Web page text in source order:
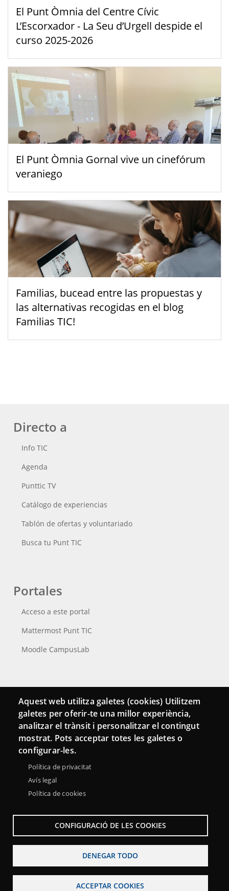
El Punt Òmnia del Centre Cívic
L’Escorxador - La Seu d’Urgell despide el
curso 2025-2026
El Punt Òmnia Gornal vive un cinefórum
veraniego
Familias, bucead entre las propuestas y
las alternativas recogidas en el blog
Familias TIC!
Directo a
Info TIC
Agenda
Punttic TV
Catálogo de experiencias
Tablón de ofertas y voluntariado
Busca tu Punt TIC
Portales
Acceso a este portal
Mattermost Punt TIC
Moodle CampusLab
Conecta
Contacto
Hemeroteca
Aquest web utilitza galetes (cookies) Utilitzem
galetes per oferir-te una millor experiència,
analitzar el trànsit i personalitzar el contingut
mostrat. Pots acceptar totes les galetes o
configurar-les.
Política de privacitat
Avís legal
Política de cookies
CONFIGURACIÓ DE LES COOKIES
DENEGAR TODO
ACCEPTAR COOKIES
Menu
Sobre la Red Punt TIC Aviso legal
Accesibilidad